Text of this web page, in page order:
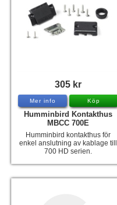
305 kr
Mer info Köp
Humminbird Kontakthus
MBCC 700E
Humminbird kontakthus för
enkel anslutning av kablage till
700 HD serien.